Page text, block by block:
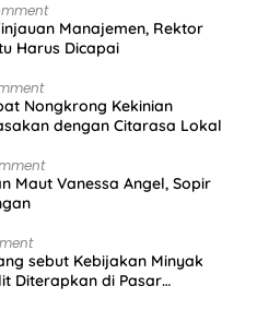
Manajemen, Rektor
Harus Dicapai
Nongkrong Kekinian
dengan Citarasa Lokal
Maut Vanessa Angel, Sopir
sebut Kebijakan Minyak
Diterapkan di Pasar